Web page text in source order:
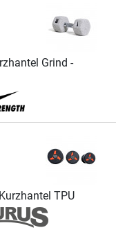
Grind -
TPU